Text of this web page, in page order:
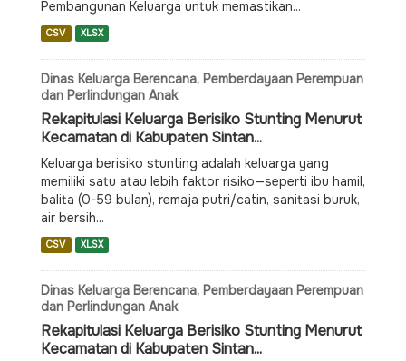
Pembangunan Keluarga untuk memastikan...
CSV XLSX
Dinas Keluarga Berencana, Pemberdayaan Perempuan
dan Perlindungan Anak
Rekapitulasi Keluarga Berisiko Stunting Menurut
Kecamatan di Kabupaten Sintan...
Keluarga berisiko stunting adalah keluarga yang
memiliki satu atau lebih faktor risiko—seperti ibu hamil,
balita (0-59 bulan), remaja putri/catin, sanitasi buruk,
air bersih...
CSV XLSX
Dinas Keluarga Berencana, Pemberdayaan Perempuan
dan Perlindungan Anak
Rekapitulasi Keluarga Berisiko Stunting Menurut
Kecamatan di Kabupaten Sintan...